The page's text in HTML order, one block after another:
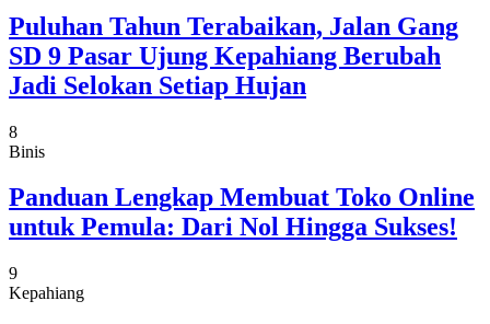
Puluhan Tahun Terabaikan, Jalan Gang
SD 9 Pasar Ujung Kepahiang Berubah
Jadi Selokan Setiap Hujan
8
Binis
Panduan Lengkap Membuat Toko Online
untuk Pemula: Dari Nol Hingga Sukses!
9
Kepahiang